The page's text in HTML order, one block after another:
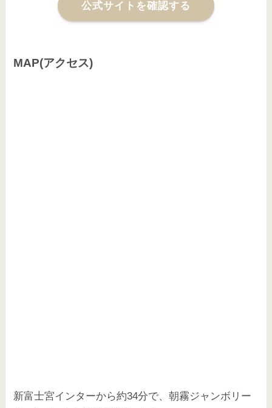
公式サイトを確認する
MAP(アクセス)
新富士宮インターから約34分で、朝霧ジャンボリー